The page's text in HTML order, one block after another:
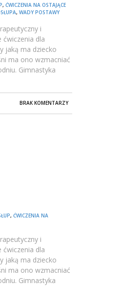
, ĆWICZENIA NA OSTAJĄCE
, WADY POSTAWY
i
ćwiczenia dla
jaką ma dziecko
ma ono wzmacniać
Gimnastyka
BRAK KOMENTARZY
, ĆWICZENIA NA
i
ćwiczenia dla
jaką ma dziecko
ma ono wzmacniać
Gimnastyka